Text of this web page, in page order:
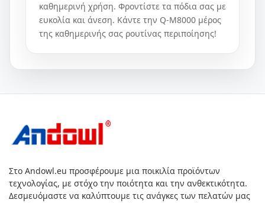
καθημερινή χρήση. Φροντίστε τα πόδια σας με
ευκολία και άνεση. Κάντε την Q-M8000 μέρος
της καθημερινής σας ρουτίνας περιποίησης!
Στο Andowl.eu προσφέρουμε μια ποικιλία προϊόντων
τεχνολογίας, με στόχο την ποιότητα και την ανθεκτικότητα.
Δεσμευόμαστε να καλύπτουμε τις ανάγκες των πελατών μας